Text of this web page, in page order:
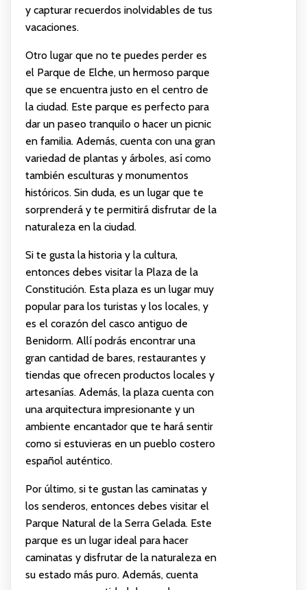
y capturar recuerdos inolvidables de tus
vacaciones.
Otro lugar que no te puedes perder es
el Parque de Elche, un hermoso parque
que se encuentra justo en el centro de
la ciudad. Este parque es perfecto para
dar un paseo tranquilo o hacer un picnic
en familia. Además, cuenta con una gran
variedad de plantas y árboles, así como
también esculturas y monumentos
históricos. Sin duda, es un lugar que te
sorprenderá y te permitirá disfrutar de la
naturaleza en la ciudad.
Si te gusta la historia y la cultura,
entonces debes visitar la Plaza de la
Constitución. Esta plaza es un lugar muy
popular para los turistas y los locales, y
es el corazón del casco antiguo de
Benidorm. Allí podrás encontrar una
gran cantidad de bares, restaurantes y
tiendas que ofrecen productos locales y
artesanías. Además, la plaza cuenta con
una arquitectura impresionante y un
ambiente encantador que te hará sentir
como si estuvieras en un pueblo costero
español auténtico.
Por último, si te gustan las caminatas y
los senderos, entonces debes visitar el
Parque Natural de la Serra Gelada. Este
parque es un lugar ideal para hacer
caminatas y disfrutar de la naturaleza en
su estado más puro. Además, cuenta